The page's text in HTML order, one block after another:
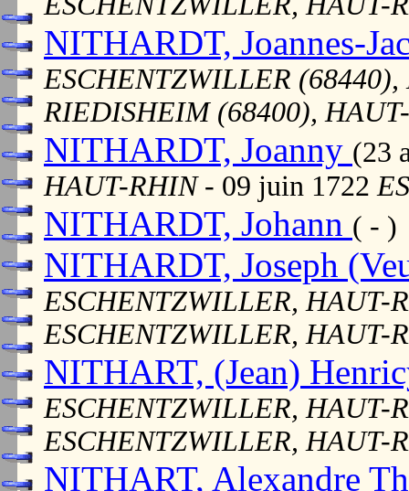
NITHARDT, Joannes-
ESCHENTZWILLER
RIEDISHEIM (68400),
NITHARDT, Joanny (23
HAUT-RHIN- 09 juin 1722
NITHARDT, Johann ( - )
NITHARDT, Joseph
ESCHENTZWILLER, HAUT-
ESCHENTZWILLER, HAUT-
NITHART, (Jean)
ESCHENTZWILLER, HAUT-
ESCHENTZWILLER, HAUT-
NITHART, Alexandre